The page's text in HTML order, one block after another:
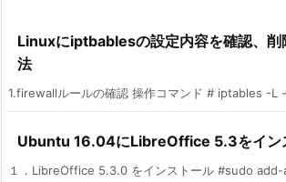
Linuxにiptbablesの設定内容を確認、削
法
1.firewallルールの確認 操作コマンド # iptables -L
Ubuntu 16.04にLibreOffice 5.3をイン
１．LibreOffice 5.3.0 をインストール #sudo add-